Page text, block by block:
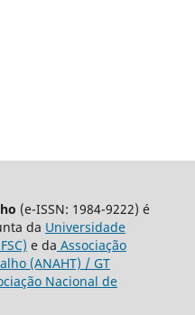
(e-ISSN: 1984-9222) é
da Universidade
e da Associação
(ANAHT) / GT
Nacional de